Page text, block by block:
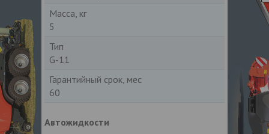
Масса, кг
5
Тип
G-11
Гарантийный срок, мес
60
Автожидкости